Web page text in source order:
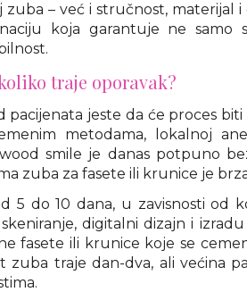
– već i stručnost, materijal
koja garantuje ne samo
traje oporavak?
pacijenata jeste da će proces
metodama, lokalnoj
smile je danas potpuno
zuba za fasete ili krunice je
5 do 10 dana, u zavisnosti od
digitalni dizajn i
fasete ili krunice koje se
zuba traje dan-dva, ali većina